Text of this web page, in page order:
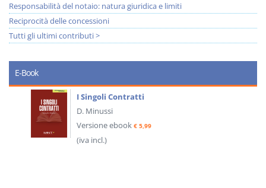
Responsabilità del notaio: natura giuridica e limiti
Reciprocità delle concessioni
Tutti gli ultimi contributi >
E-Book
I Singoli Contratti
D. Minussi
Versione ebook€ 5,99
(iva incl.)